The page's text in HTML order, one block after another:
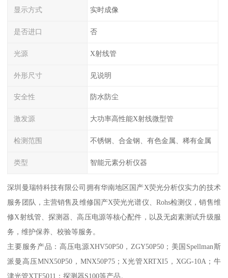
显示方式 实时成像
是否进口 否
光源 X射线管
外形尺寸 见说明
安全性 防水防尘
激发源 大功率高性能X射线微型管
检测范围 不锈钢、合金钢、有色金属、稀有金属
类型 智能元素分析仪器
深圳曼瑞特科技有限公司拥有华南地区国产X荧光分析仪实力的技术
服务团队，主营销售及维修国产X荧光光谱仪、Rohs检测仪，销售维
修X射线管、探测器、高压电源等核心配件，以及无卤素测试升级服
务，维护保养、校验等服务。
主要服务产品：高压电源XHV50P50，ZGY50P50；美国Spellman斯
派曼高压MNX50P50，MNX50P75；X光管XRTXI5，XGG-10A；牛
津光管XTF5011；探测器S100等产品。